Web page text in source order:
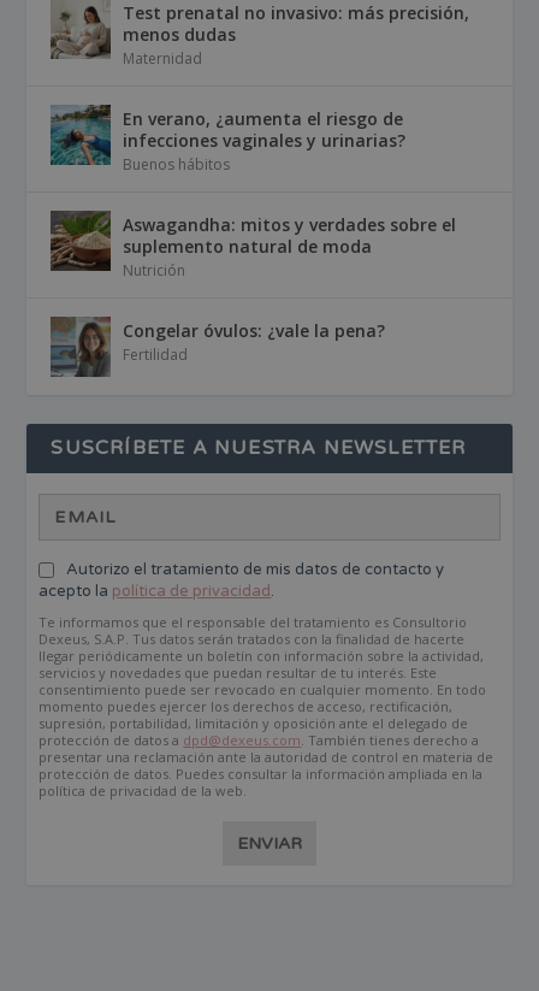
Test prenatal no invasivo: más precisión,
menos dudas
Maternidad
En verano, ¿aumenta el riesgo de
infecciones vaginales y urinarias?
Buenos hábitos
Aswagandha: mitos y verdades sobre el
suplemento natural de moda
Nutrición
Congelar óvulos: ¿vale la pena?
Fertilidad
SUSCRÍBETE A NUESTRA NEWSLETTER
Autorizo el tratamiento de mis datos de contacto y
acepto la política de privacidad.
Te informamos que el responsable del tratamiento es Consultorio
Dexeus, S.A.P. Tus datos serán tratados con la finalidad de hacerte
llegar periódicamente un boletín con información sobre la actividad,
servicios y novedades que puedan resultar de tu interés. Este
consentimiento puede ser revocado en cualquier momento. En todo
momento puedes ejercer los derechos de acceso, rectificación,
supresión, portabilidad, limitación y oposición ante el delegado de
protección de datos a dpd@dexeus.com. También tienes derecho a
presentar una reclamación ante la autoridad de control en materia de
protección de datos. Puedes consultar la información ampliada en la
política de privacidad de la web.
ENVIAR